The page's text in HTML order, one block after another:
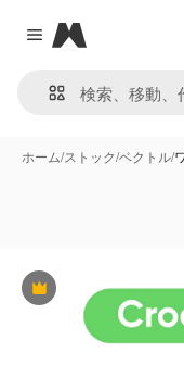
Close menu
Magnific
ホーム/ストック/ベクトル/
Premium